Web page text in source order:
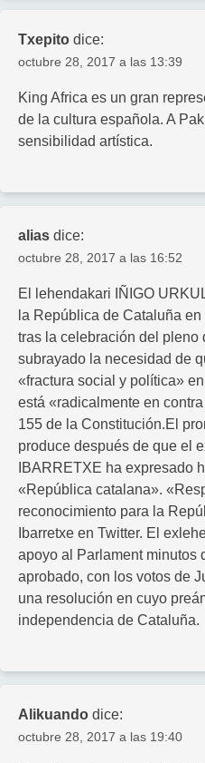
Txepito dice:
octubre 28, 2017 a las 13:39
King Africa es un gran
de la cultura española. A
sensibilidad artística.
alias dice:
octubre 28, 2017 a las 16:52
El lehendakari IÑIGO
la República de Cataluña
tras la celebración del pleno
subrayado la necesidad de
«fractura social y política»
está «radicalmente en
155 de la Constitución.El
produce después de que el
IBARRETXE ha expresado
«República catalana».
reconocimiento para la
Ibarretxe en Twitter. El
apoyo al Parlament minutos
aprobado, con los votos de
una resolución en cuyo
independencia de Cataluña.
Alikuando dice:
octubre 28, 2017 a las 19:40